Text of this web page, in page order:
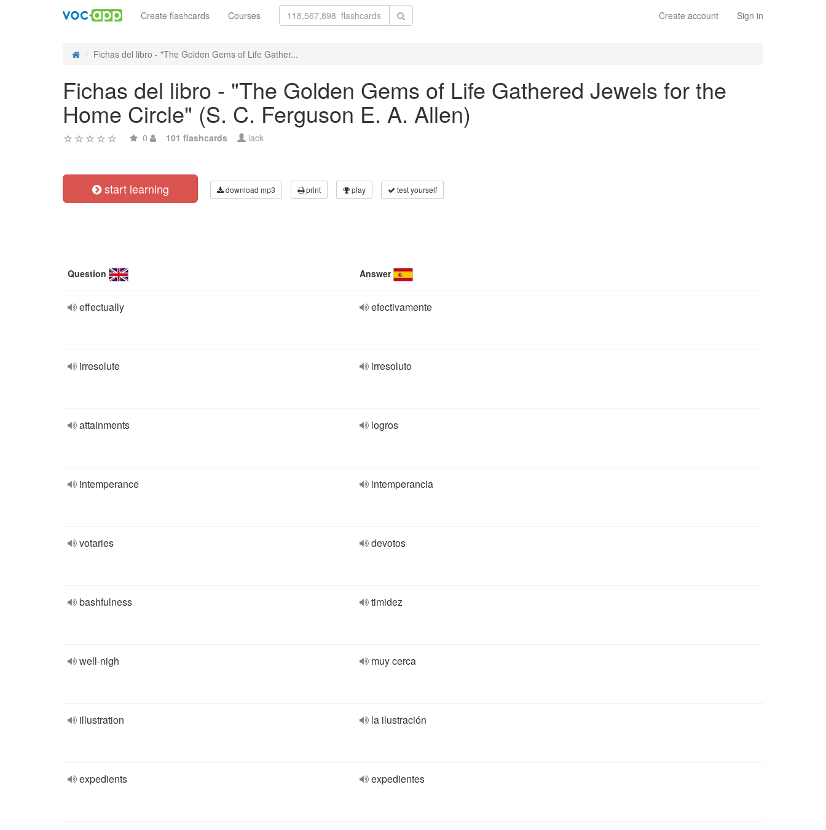
Create account Sign in
Create flashcards Courses
Fichas del libro - "The Golden Gems of Life Gather...
Fichas del libro - "The Golden Gems of Life Gathered Jewels for the
Home Circle" (S. C. Ferguson E. A. Allen)
0 101 flashcards lack
start learning download mp3 print play test yourself
Question Answer
effectually efectivamente
irresolute irresoluto
attainments logros
intemperance intemperancia
votaries devotos
bashfulness timidez
well-nigh muy cerca
illustration la ilustración
expedients expedientes